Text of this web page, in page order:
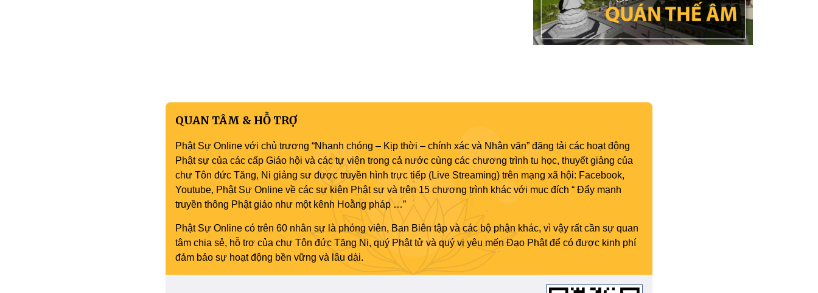
QUAN TÂM & HỖ TRỢ
Phật Sự Online với chủ trương “Nhanh chóng – Kịp thời – chính xác và Nhân văn” đăng tải các hoạt động
Phật sự của các cấp Giáo hội và các tự viện trong cả nước cùng các chương trình tu học, thuyết giảng của
chư Tôn đức Tăng, Ni giảng sư được truyền hình trực tiếp (Live Streaming) trên mạng xã hội: Facebook,
Youtube, Phật Sự Online về các sự kiện Phật sự và trên 15 chương trình khác với mục đích “ Đẩy mạnh
truyền thông Phật giáo như một kênh Hoằng pháp …”
Phật Sự Online có trên 60 nhân sự là phóng viên, Ban Biên tập và các bộ phận khác, vì vậy rất cần sự quan
tâm chia sẻ, hỗ trợ của chư Tôn đức Tăng Ni, quý Phật tử và quý vị yêu mến Đạo Phật để có được kinh phí
đảm bảo sự hoạt động bền vững và lâu dài.